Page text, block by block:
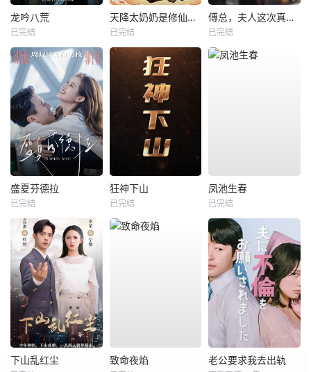
龙吟八荒
已完结
天降太奶奶是修仙老祖
已完结
傅总，夫人这次真的死了
已完结
盛夏芬德拉
已完结
狂神下山
已完结
凤池生春
已完结
下山乱红尘 致命夜焰 老公要求我去出轨